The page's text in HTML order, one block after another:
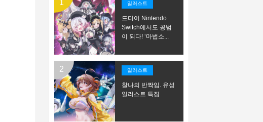
일러스트
드디어 Nintendo
Switch에서도 공범
이 되다! ‘마법소...
일러스트
찰나의 반짝임. 유성
일러스트 특집